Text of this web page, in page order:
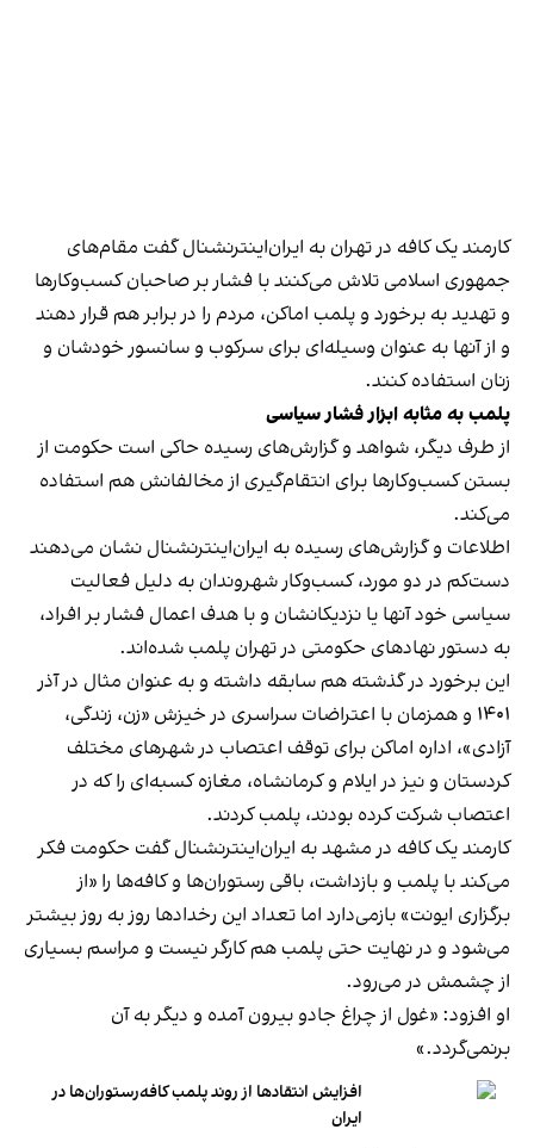
کارمند یک کافه در تهران به ایران‌اینترنشنال گفت مقام‌های
جمهوری اسلامی تلاش می‌کنند با فشار بر صاحبان کسب‌وکارها
و تهدید به برخورد و پلمب اماکن، مردم را در برابر هم قرار دهند
و از آنها به عنوان وسیله‌ای برای سرکوب و سانسور خودشان و
زنان استفاده کنند.
پلمب به مثابه ابزار فشار سیاسی
از طرف دیگر، شواهد و گزارش‌های رسیده حاکی است حکومت از
بستن کسب‌وکارها برای انتقام‌گیری از مخالفانش هم استفاده
می‌کند.
اطلاعات و گزارش‌های رسیده به ایران‌اینترنشنال نشان می‌دهند
دست‌کم در دو مورد، کسب‌وکار شهروندان به دلیل فعالیت
سیاسی خود آنها یا نزدیکانشان و با هدف اعمال فشار بر افراد،
به دستور نهادهای حکومتی در تهران پلمب شده‌اند.
این برخورد در گذشته هم سابقه داشته و به عنوان مثال در آذر
۱۴۰۱ و همزمان با اعتراضات سراسری در خیزش «زن، زندگی،
آزادی»، اداره اماکن برای توقف اعتصاب در شهرهای مختلف
کردستان و نیز در ایلام و کرمانشاه، مغازه کسبه‌ای را که در
اعتصاب شرکت کرده بودند، پلمب کردند.
کارمند یک کافه در مشهد به ایران‌اینترنشنال گفت حکومت فکر
می‌کند با پلمب و بازداشت، باقی رستوران‌ها و کافه‌ها را «از
برگزاری ایونت» بازمی‌دارد اما تعداد این رخدادها روز به روز بیشتر
می‌شود و در نهایت حتی پلمب هم کارگر نیست و مراسم بسیاری
از چشمش در می‌رود.
او افزود: «غول از چراغ جادو بیرون آمده و دیگر به آن
برنمی‎‌گردد.»
افزایش انتقادها از روند پلمب کافه‌رستوران‌ها در
ایران